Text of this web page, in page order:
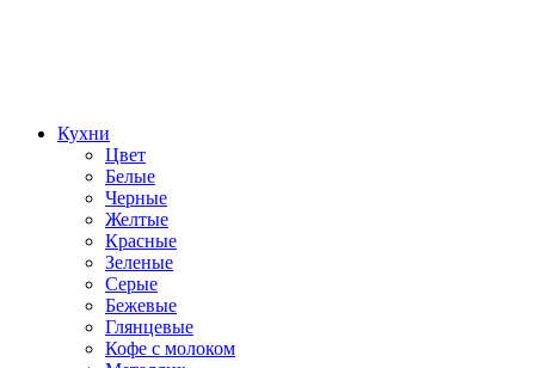
Кухни
Цвет
Белые
Черные
Желтые
Красные
Зеленые
Серые
Бежевые
Глянцевые
Кофе с молоком